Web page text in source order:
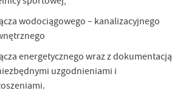
wodociągowego – kanalizacyjnego
energetycznego wraz z dokumentacją
uzgodnieniami i
ofert, komunikatów mediów